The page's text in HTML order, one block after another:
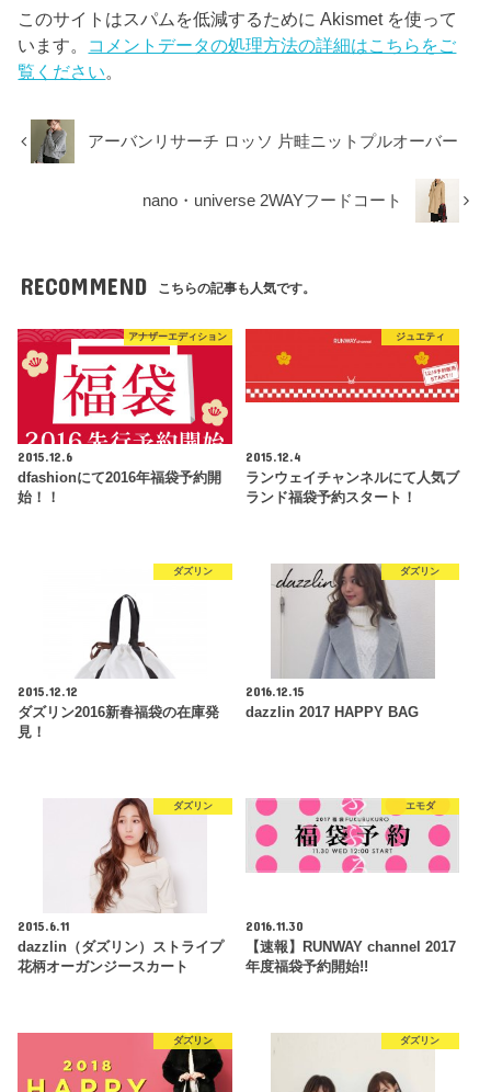
このサイトはスパムを低減するために Akismet を使って
います。 コメントデータの処理方法の詳細はこちらをご
覧ください
アーバンリサーチ ロッソ 片畦ニットプルオーバー
nano・universe 2WAYフードコート
RECOMMEND こちらの記事も人気です。
アナザーエディション
2015.12.6
dfashionにて2016年福袋予約開
始！！
ジュエティ
2015.12.4
ランウェイチャンネルにて人気ブ
ランド福袋予約スタート！
ダズリン
2015.12.12
ダズリン2016新春福袋の在庫発
見！
ダズリン
2016.12.15
dazzlin 2017 HAPPY BAG
ダズリン
2015.6.11
dazzlin（ダズリン）ストライプ
花柄オーガンジースカート
エモダ
2016.11.30
【速報】RUNWAY channel 2017
年度福袋予約開始!!
ダズリン ダズリン